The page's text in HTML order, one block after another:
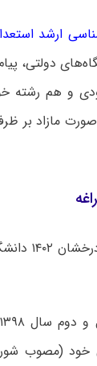
ارشد
دولتی،
ورودی و هم
مازاد بر
شرایط و ضوابط
(مصوب